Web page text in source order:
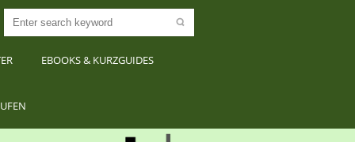
EBOOKS & KURZGUIDES